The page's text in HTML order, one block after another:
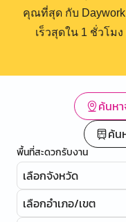
คุณที่สุด กับ
เร็วสุดใน 1 ชั่วโม
ค้นห
ค้น
พื้นที่สะดวกรับงาน
เลือกจังหวัด
เลือกอำเภอ/เขต